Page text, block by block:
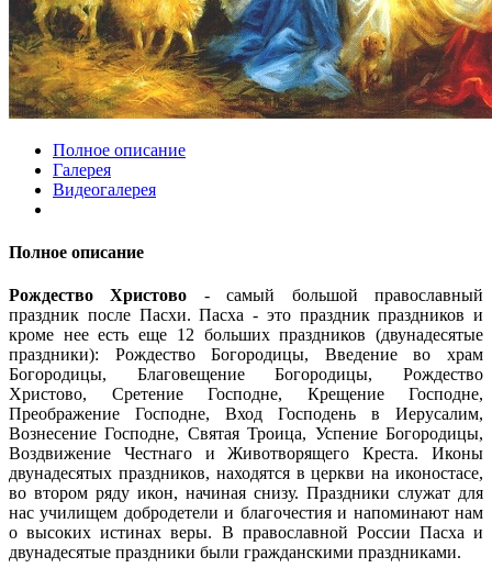
Полное описание
Галерея
Видеогалерея
Полное описание
Рождество Христово - самый большой православный
праздник после Пасхи. Пасха - это праздник праздников и
кроме нее есть еще 12 больших праздников (двунадесятые
праздники): Рождество Богородицы, Введение во храм
Богородицы, Благовещение Богородицы, Рождество
Христово, Сретение Господне, Крещение Господне,
Преображение Господне, Вход Господень в Иерусалим,
Вознесение Господне, Святая Троица, Успение Богородицы,
Воздвижение Честнаго и Животворящего Креста. Иконы
двунадесятых праздников, находятся в церкви на иконостасе,
во втором ряду икон, начиная снизу. Праздники служат для
нас училищем добродетели и благочестия и напоминают нам
о высоких истинах веры. В православной России Пасха и
двунадесятые праздники были гражданскими праздниками.